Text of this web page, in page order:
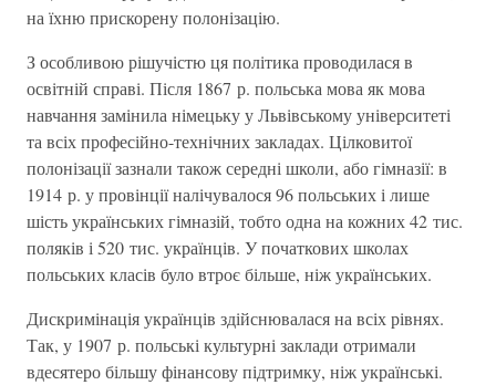
на їхню прискорену полонізацію.
З особливою рішучістю ця політика проводилася в
освітній справі. Після 1867 р. польська мова як мова
навчання замінила німецьку у Львівському університеті
та всіх професійно-технічних закладах. Цілковитої
полонізації зазнали також середні школи, або гімназії: в
1914 р. у провінції налічувалося 96 польських і лише
шість українських гімназій, тобто одна на кожних 42 тис.
поляків і 520 тис. українців. У початкових школах
польських класів було втроє більше, ніж українських.
Дискримінація українців здійснювалася на всіх рівнях.
Так, у 1907 р. польські культурні заклади отримали
вдесятеро більшу фінансову підтримку, ніж українські.